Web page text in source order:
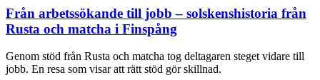
Från arbetssökande till jobb – solskenshistoria från
Rusta och matcha i Finspång
Genom stöd från Rusta och matcha tog deltagaren steget vidare till
jobb. En resa som visar att rätt stöd gör skillnad.